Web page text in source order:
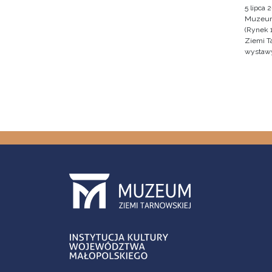
5 lipca
(Rynek
Ziemi